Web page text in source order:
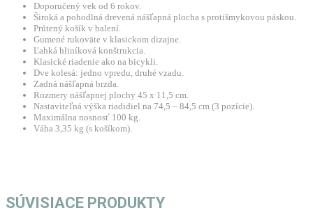
Doporučený vek od 6 rokov.
Široká a pohodlná drevená nášľapná plocha s protišmykovou páskou.
Prútený košík v balení.
Gumené rukoväte v klasickom dizajne.
Ľahká hliníková konštrukcia.
Klasické riadenie ako na bicykli.
Dve kolesá: jedno vpredu, druhé vzadu.
Zadná nášľapná brzda.
Rozmery nášľapnej plochy 45 x 11,5 cm.
Nastaviteľná výška riadidiel na 74,5 – 84,5 cm (3 pozície).
Maximálna nosnosť 100 kg.
Váha 3,35 kg (s košíkom).
SÚVISIACE PRODUKTY